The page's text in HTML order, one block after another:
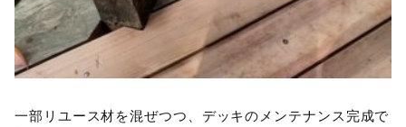
一部リユース材を混ぜつつ、デッキのメンテナンス完成で